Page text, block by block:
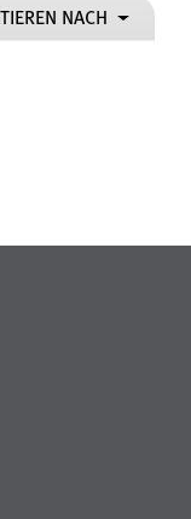
NACH
der Website.